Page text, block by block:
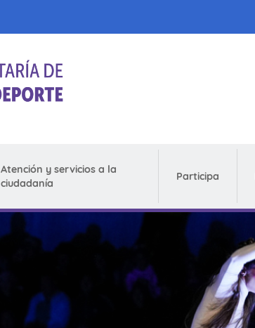
Atención y servicios a la
ciudadanía
Participa